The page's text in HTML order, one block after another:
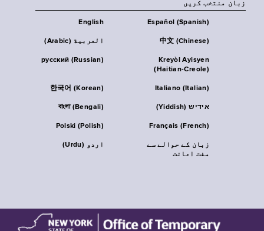
زبان منتخب کریں
English Español (Spanish)
العربية (Arabic) 中文 (Chinese)
русский (Russian)
Kreyòl Ayisyen
(Haitian-Creole)
한국어 (Korean) Italiano (Italian)
বাংলা (Bengali) אידיש (Yiddish)
Polski (Polish) Français (French)
اردو (Urdu)
زبان کے حوالے سے
مفت اعانت